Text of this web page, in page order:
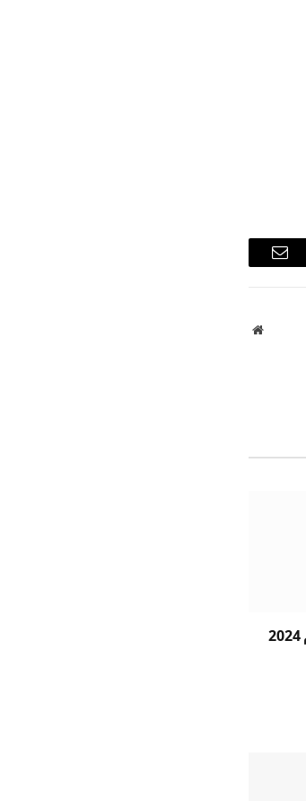
البريد
موقع